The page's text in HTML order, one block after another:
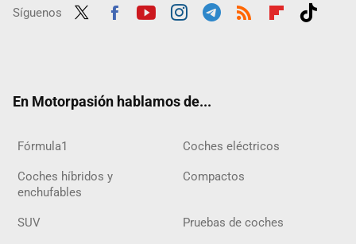
Síguenos
En Motorpasión hablamos de...
Fórmula1 Coches eléctricos
Coches híbridos y
enchufables
Compactos
SUV Pruebas de coches